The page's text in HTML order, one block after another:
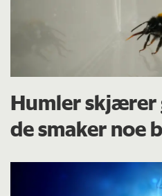
Humler skjærer
de smaker noe